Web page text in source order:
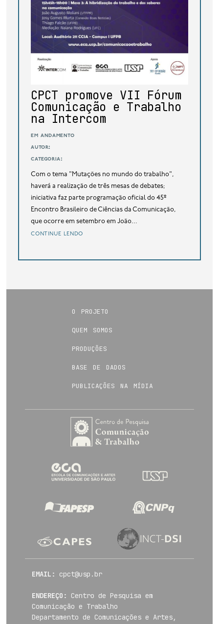
CPCT promove VII Fórum
Comunicação e Trabalho
na Intercom
em andamento
autor:
categoria:
Com o tema "Mutações no mundo do trabalho",
haverá a realização de três mesas de debates;
iniciativa faz parte programação oficial do 45º
Encontro Brasileiro de Ciências da Comunicação,
que ocorre em setembro em João...
continue lendo
o projeto
quem somos
produções
base de dados
publicações na mídia
EMAIL: cpct@usp.br
ENDEREÇO:
Centro de Pesquisa em
Comunicação e Trabalho
Departamento de Comunicações e Artes,